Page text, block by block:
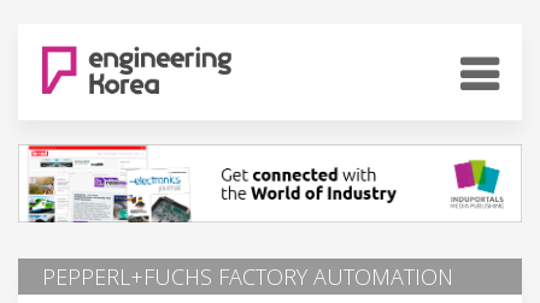
PEPPERL+FUCHS FACTORY AUTOMATION